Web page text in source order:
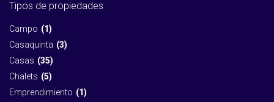
Tipos de propiedades
Campo (1)
Casaquinta (3)
Casas (35)
Chalets (5)
Emprendimiento (1)